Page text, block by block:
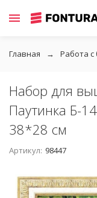
Главная Работа с
Набор для
Паутинка Б-
38*28 см
Артикул: 98447